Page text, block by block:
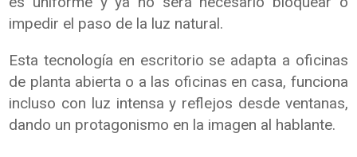
impedir el paso de la luz natural.
Esta tecnología en escritorio se adapta a oficinas
de planta abierta o a las oficinas en casa, funciona
incluso con luz intensa y reflejos desde ventanas,
dando un protagonismo en la imagen al hablante.